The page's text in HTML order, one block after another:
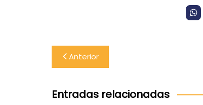
Navegación
de
entradas
Anterior
Entradas relacionadas